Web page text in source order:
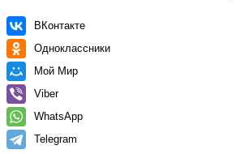
ВКонтакте
Одноклассники
Мой Мир
Viber
WhatsApp
Telegram